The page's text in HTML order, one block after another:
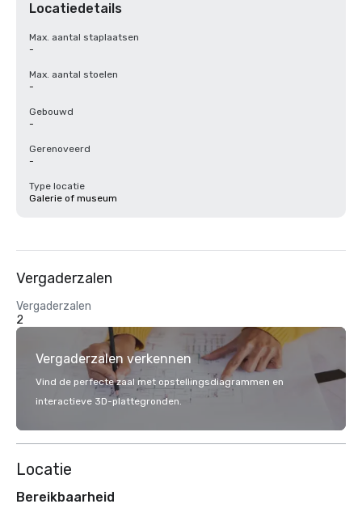
Locatiedetails
Max. aantal staplaatsen
-
Max. aantal stoelen
-
Gebouwd
-
Gerenoveerd
-
Type locatie
Galerie of museum
Vergaderzalen
Vergaderzalen
2
Vergaderzalen verkennen
Vind de perfecte zaal met opstellingsdiagrammen en
interactieve 3D-plattegronden.
Locatie
Bereikbaarheid